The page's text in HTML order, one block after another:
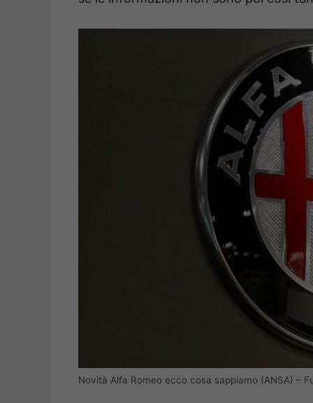
Novità Alfa Romeo ecco cosa sappiamo (ANSA) –